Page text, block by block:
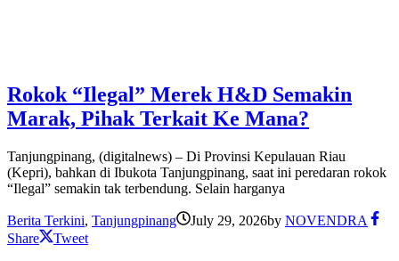
Rokok “Ilegal” Merek H&D Semakin
Marak, Pihak Terkait Ke Mana?
Tanjungpinang, (digitalnews) – Di Provinsi Kepulauan Riau
(Kepri), bahkan di Ibukota Tanjungpinang, saat ini peredaran rokok
“Ilegal” semakin tak terbendung. Selain harganya
Berita Terkini, Tanjungpinang July 29, 2026by NOVENDRA
Share
Tweet